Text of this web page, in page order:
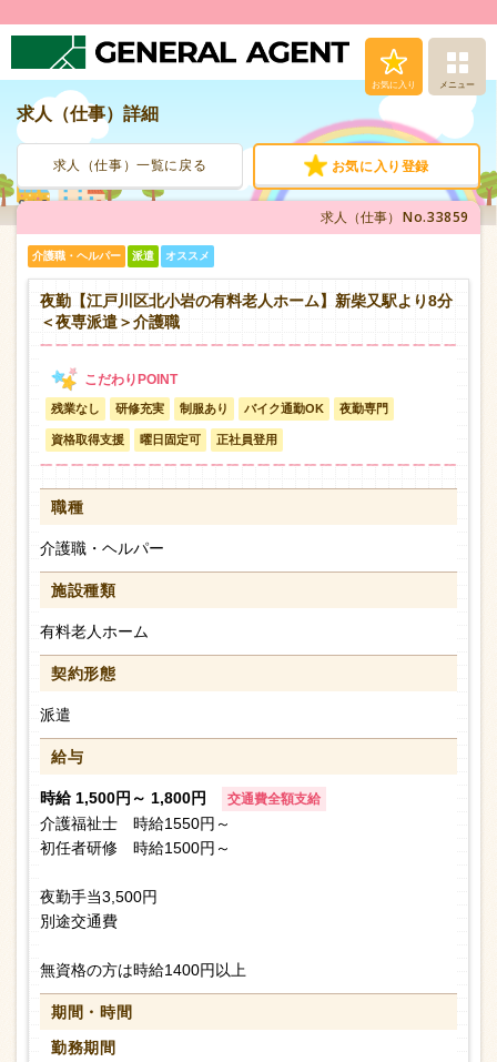
お気に入り メニュー
人材派遣サービス
転職支援サービス
登録から就業まで
お問い合わせ
求人（仕事）詳細
求人（仕事）一覧に戻る お気に入り登録
求人（仕事） No.33859
介護職・ヘルパー 派遣 オススメ
夜勤【江戸川区北小岩の有料老人ホーム】新柴又駅より8分
＜夜専派遣＞介護職
残業なし 研修充実 制服あり バイク通勤OK 夜勤専門
資格取得支援 曜日固定可 正社員登用
職種
介護職・ヘルパー
施設種類
有料老人ホーム
契約形態
派遣
給与
時給 1,500円～ 1,800円 交通費全額支給
介護福祉士 時給1550円～
初任者研修 時給1500円～
夜勤手当3,500円
別途交通費
無資格の方は時給1400円以上
期間・時間
勤務期間